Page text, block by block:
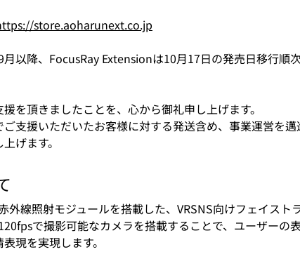
store.aoharunext.co.jp
以降、FocusRay Extensionは10月17日の発売日移行順
を頂きましたことを、心から御礼申し上げます。
支援いただいたお客様に対する発送含め、事業運営を
げます。
外線照射モジュールを搭載した、VRSNS向けフェイスト
で撮影可能なカメラを搭載することで、ユーザーの
現を実現します。